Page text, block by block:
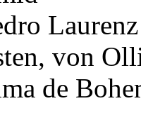
von
de